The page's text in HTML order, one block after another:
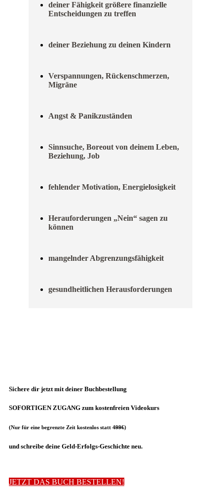
deiner Fähigkeit größere finanzielle
Entscheidungen zu treffen
deiner Beziehung zu deinen Kindern
Verspannungen, Rückenschmerzen,
Migräne
Angst & Panikzuständen
Sinnsuche, Boreout von deinem Leben,
Beziehung, Job
fehlender Motivation, Energielosigkeit
Herauforderungen „Nein“ sagen zu
können
mangelnder Abgrenzungsfähigkeit
gesundheitlichen Herausforderungen
Sichere dir jetztmit deiner Buchbestellung
SOFORTIGEN ZUGANG zum kostenfreien Videokurs
(Nur für eine begrenzte Zeit kostenlos statt 499€)
und schreibe deine Geld-Erfolgs-Geschichte neu.
JETZT DAS BUCH BESTELLEN!